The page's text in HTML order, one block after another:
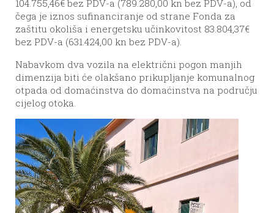
104.755,46€ bez PDV-a (789.280,00 kn bez PDV-a), od
čega je iznos sufinanciranje od strane Fonda za
zaštitu okoliša i energetsku učinkovitost 83.804,37€
bez PDV-a (631.424,00 kn bez PDV-a).
Nabavkom dva vozila na električni pogon manjih
dimenzija biti će olakšano prikupljanje komunalnog
otpada od domaćinstva do domaćinstva na području
cijelog otoka.